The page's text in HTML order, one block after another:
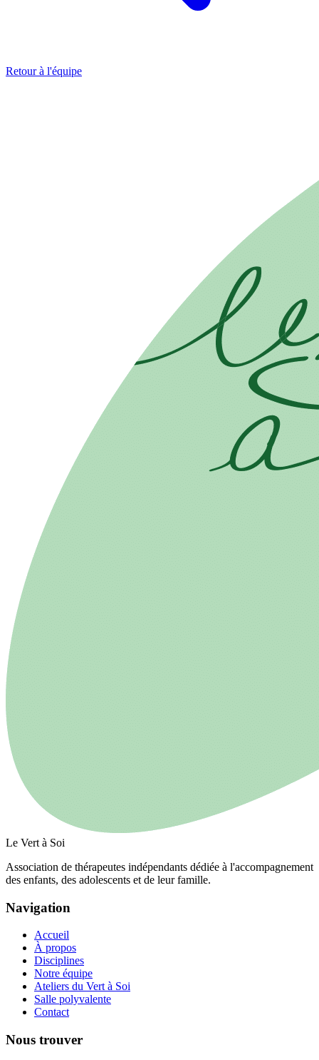
Retour à l'équipe
Le Vert à Soi
Association de thérapeutes indépendants dédiée à l'accompagnement
des enfants, des adolescents et de leur famille.
Navigation
Accueil
À propos
Disciplines
Notre équipe
Ateliers du Vert à Soi
Salle polyvalente
Contact
Nous trouver